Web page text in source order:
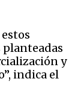
y
indica el